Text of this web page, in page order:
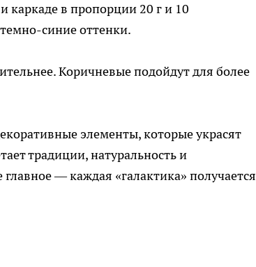
в пропорции 20 г и 10
синие оттенки.
Коричневые подойдут для более
элементы, которые украсят
традиции, натуральность и
— каждая «галактика» получается